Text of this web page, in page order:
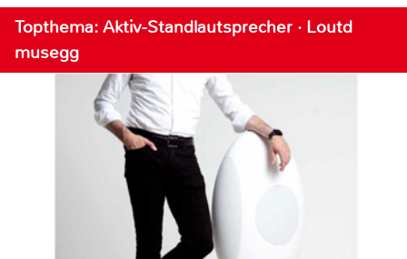
Topthema: Aktiv-Standlautsprecher · Loutd
musegg